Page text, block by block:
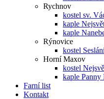
Rychnov
kostel sv.
kaple
kaple
Rýnovice
kostel
Horní Maxov
kostel
kaple
Farní list
Kontakt